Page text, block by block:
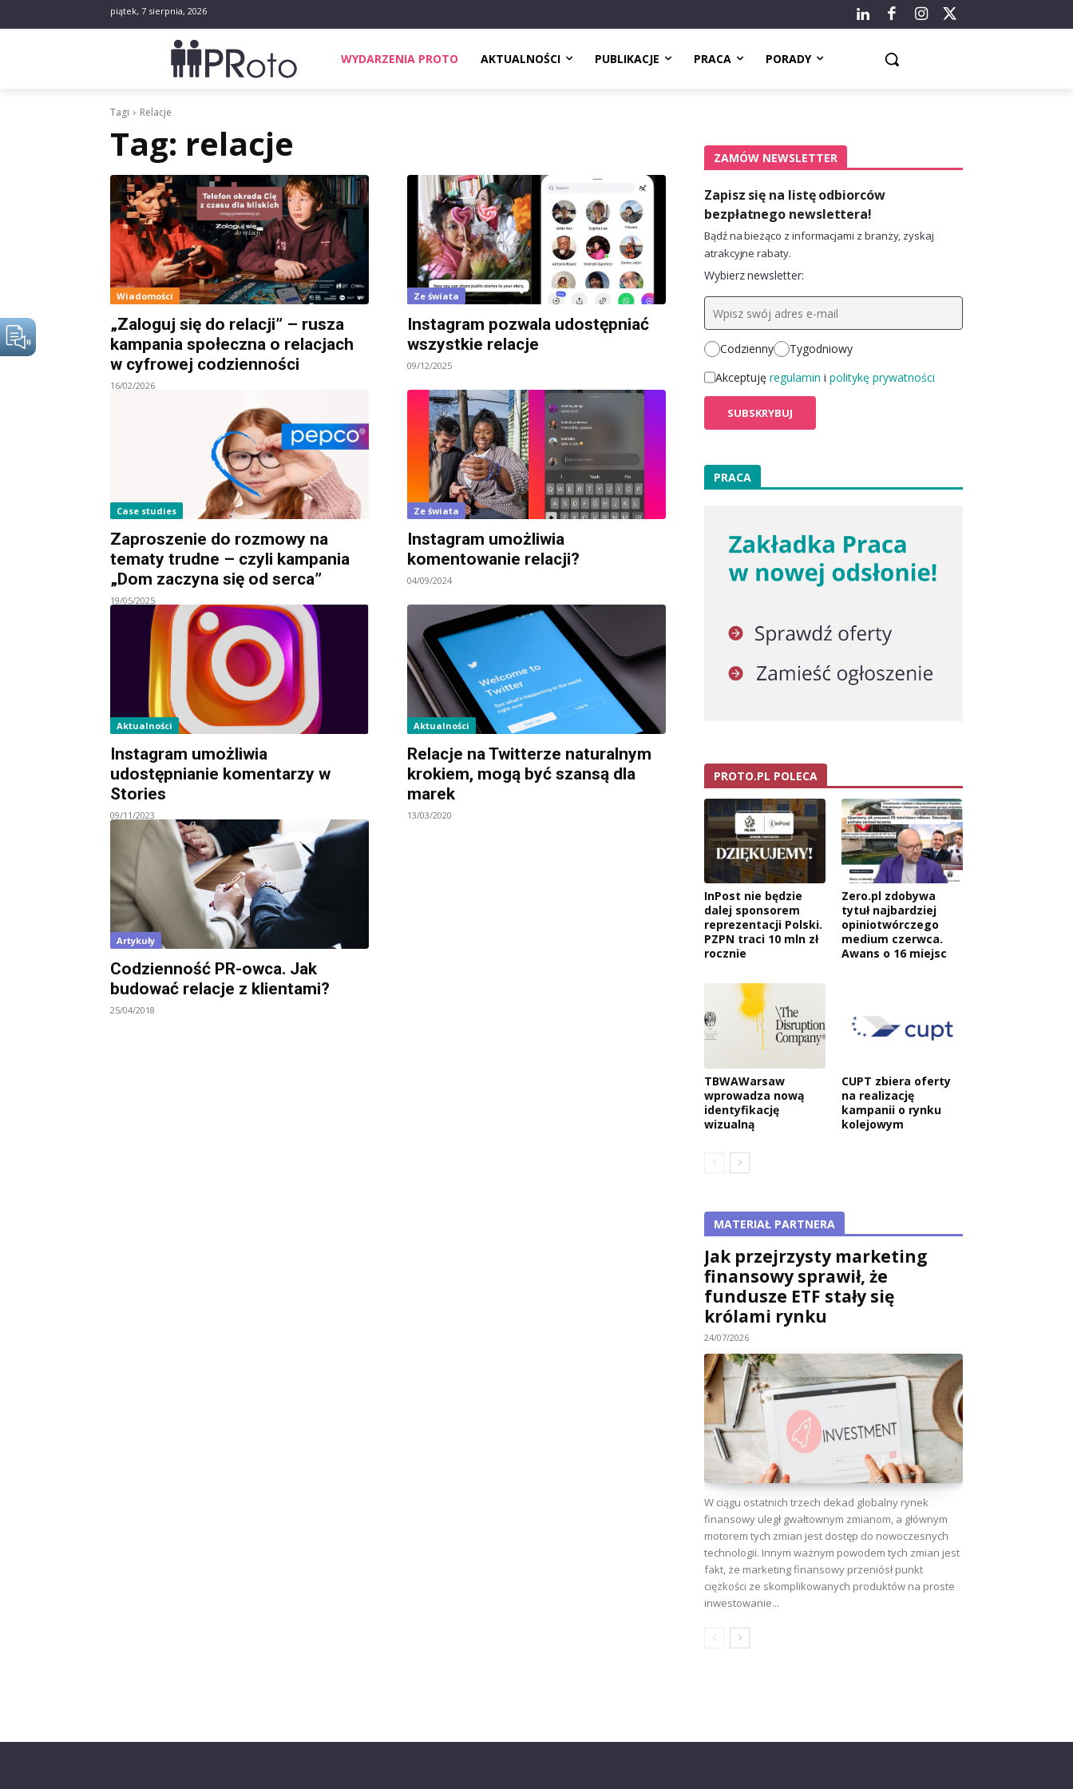
piątek, 7 sierpnia, 2026
WYDARZENIA PROTO AKTUALNOŚCI PUBLIKACJE PRACA PORADY
Tagi Relacje
Tag: relacje
Wiadomości
„Zaloguj się do relacji” – rusza
kampania społeczna o relacjach
w cyfrowej codzienności
16/02/2026
Ze świata
Instagram pozwala udostępniać
wszystkie relacje
09/12/2025
Case studies
Zaproszenie do rozmowy na
tematy trudne – czyli kampania
„Dom zaczyna się od serca”
19/05/2025
Ze świata
Instagram umożliwia
komentowanie relacji?
04/09/2024
Aktualności
Instagram umożliwia
udostępnianie komentarzy w
Stories
09/11/2023
Aktualności
Relacje na Twitterze naturalnym
krokiem, mogą być szansą dla
marek
13/03/2020
Artykuły
Codzienność PR-owca. Jak
budować relacje z klientami?
25/04/2018
ZAMÓW NEWSLETTER
Zapisz się na listę odbiorców
bezpłatnego newslettera!
Bądź na bieżąco z informacjami z branży, zyskaj
atrakcyjne rabaty.
Wybierz newsletter:
Codzienny
Tygodniowy
Akceptuję regulamin i politykę prywatności
PRACA
PROTO.PL POLECA
InPost nie będzie
dalej sponsorem
reprezentacji Polski.
PZPN traci 10 mln zł
rocznie
Zero.pl zdobywa
tytuł najbardziej
opiniotwórczego
medium czerwca.
Awans o 16 miejsc
TBWAWarsaw
wprowadza nową
identyfikację
wizualną
CUPT zbiera oferty
na realizację
kampanii o rynku
kolejowym
MATERIAŁ PARTNERA
Jak przejrzysty marketing
finansowy sprawił, że
fundusze ETF stały się
królami rynku
24/07/2026
W ciągu ostatnich trzech dekad globalny rynek
finansowy uległ gwałtownym zmianom, a głównym
motorem tych zmian jest dostęp do nowoczesnych
technologii. Innym ważnym powodem tych zmian jest
fakt, że marketing finansowy przeniósł punkt
ciężkości ze skomplikowanych produktów na proste
inwestowanie...